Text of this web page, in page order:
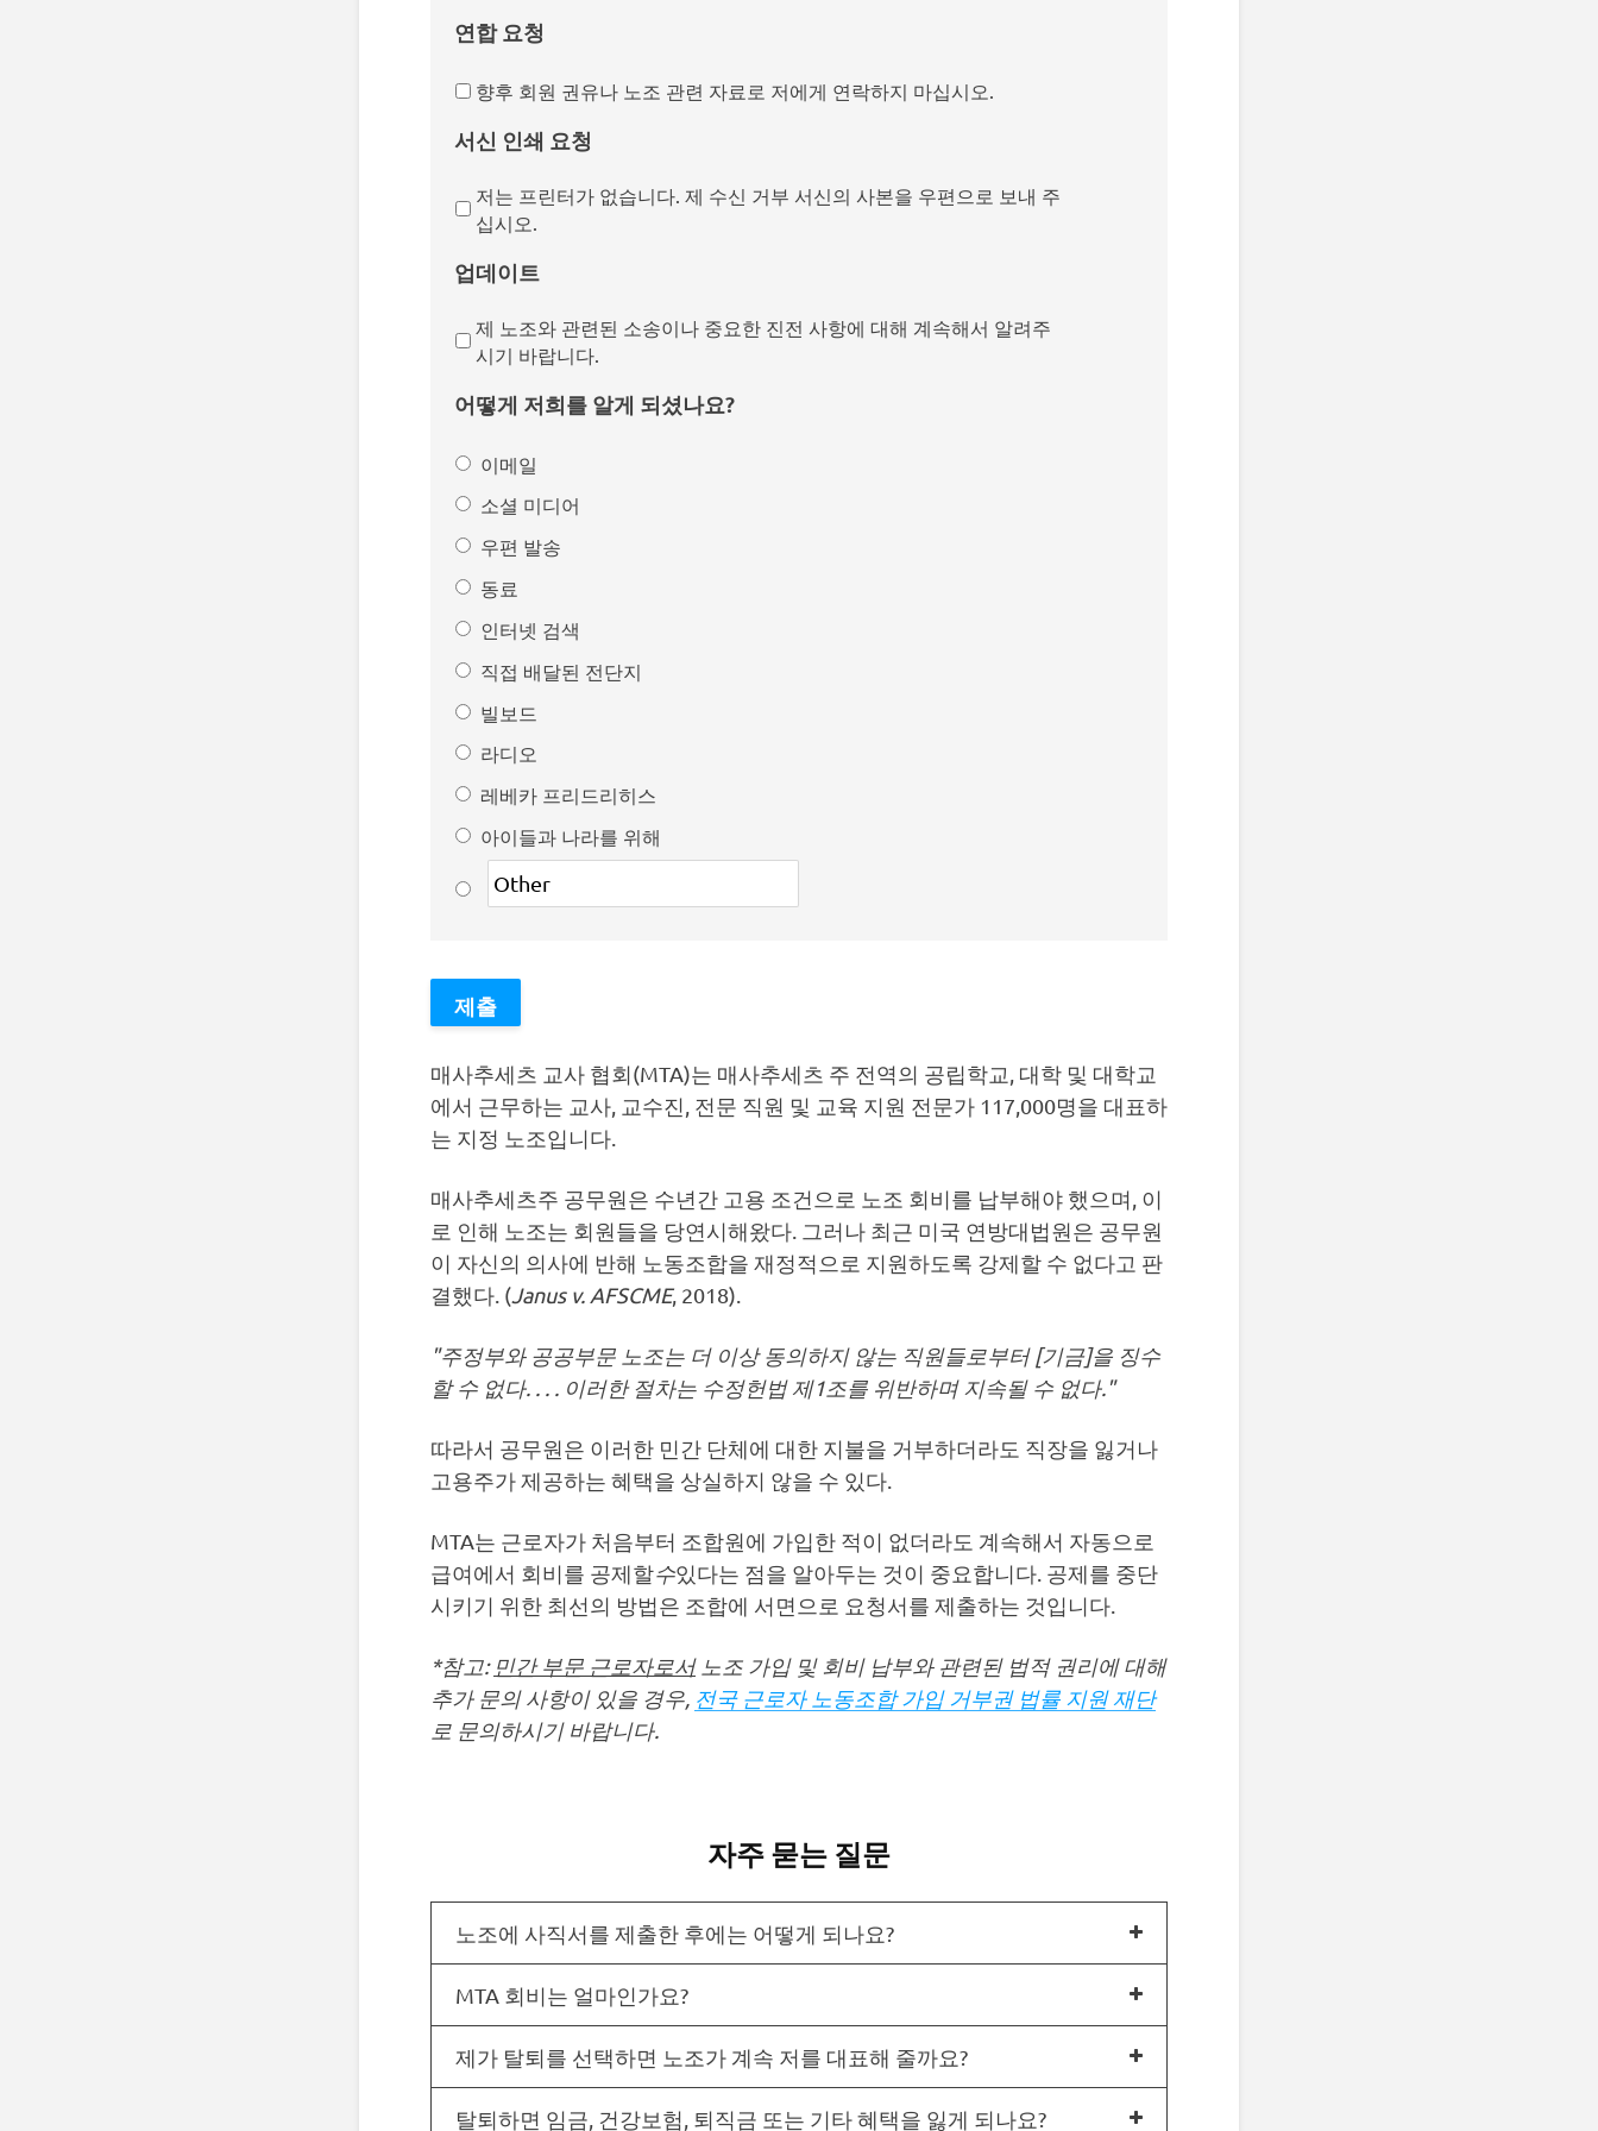
연합 요청
향후 회원 권유나 노조 관련 자료로 저에게 연락하지 마십시오.
서신 인쇄 요청
저는 프린터가 없습니다. 제 수신 거부 서신의 사본을 우편으로 보내 주
십시오.
업데이트
제 노조와 관련된 소송이나 중요한 진전 사항에 대해 계속해서 알려주
시기 바랍니다.
어떻게 저희를 알게 되셨나요?
이메일
소셜 미디어
우편 발송
동료
인터넷 검색
직접 배달된 전단지
빌보드
라디오
레베카 프리드리히스
아이들과 나라를 위해
매사추세츠 교사 협회(MTA)는 매사추세츠 주 전역의 공립학교, 대학 및 대학교
에서 근무하는 교사, 교수진, 전문 직원 및 교육 지원 전문가 117,000명을 대표하
는 지정 노조입니다.
매사추세츠주 공무원은 수년간 고용 조건으로 노조 회비를 납부해야 했으며, 이
로 인해 노조는 회원들을 당연시해왔다. 그러나 최근 미국 연방대법원은 공무원
이 자신의 의사에 반해 노동조합을 재정적으로 지원하도록 강제할 수 없다고 판
결했다. ( Janus v. AFSCME, 2018).
"주정부와 공공부문 노조는 더 이상 동의하지 않는 직원들로부터 [기금]을 징수
할 수 없다. . . . 이러한 절차는 수정헌법 제1조를 위반하며 지속될 수 없다."
따라서 공무원은 이러한 민간 단체에 대한 지불을 거부하더라도 직장을 잃거나
고용주가 제공하는 혜택을 상실하지 않을 수 있다.
MTA는 근로자가 처음부터 조합원에 가입한 적이 없더라도 계속해서 자동으로
급여에서 회비를 공제할수있다는 점을 알아두는 것이 중요합니다. 공제를 중단
시키기 위한 최선의 방법은 조합에 서면으로 요청서를 제출하는 것입니다.
*참고: 민간 부문 근로자로서노조 가입 및 회비 납부와 관련된 법적 권리에 대해
추가 문의 사항이 있을 경우, 전국 근로자 노동조합 가입 거부권 법률 지원 재단
로 문의하시기 바랍니다.
자주 묻는 질문
노조에 사직서를 제출한 후에는 어떻게 되나요?
MTA 회비는 얼마인가요?
제가 탈퇴를 선택하면 노조가 계속 저를 대표해 줄까요?
탈퇴하면 임금, 건강보험, 퇴직금 또는 기타 혜택을 잃게 되나요?